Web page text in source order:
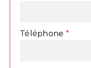
Téléphone